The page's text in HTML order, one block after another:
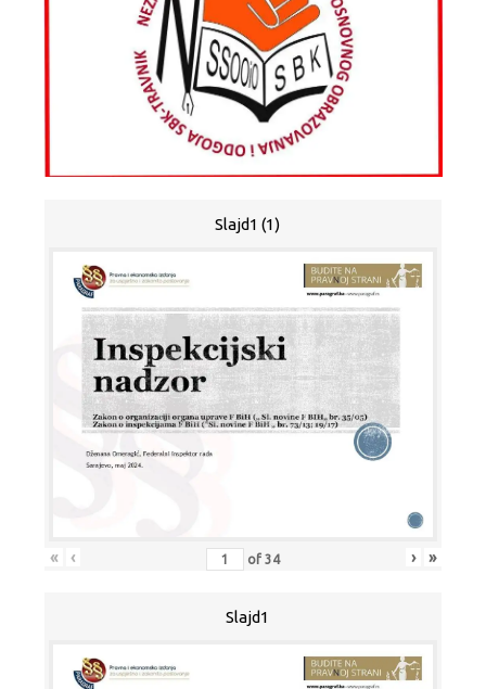
Slajd1 (1)
« ‹ of 34 › »
Slajd1